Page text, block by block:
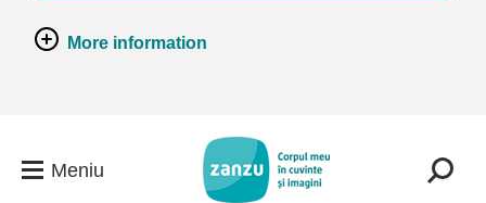
More information
Meniu